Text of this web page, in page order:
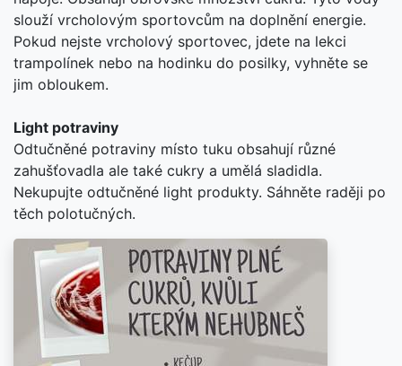
slouží vrcholovým sportovcům na doplnění energie.
Pokud nejste vrcholový sportovec, jdete na lekci
trampolínek nebo na hodinku do posilky, vyhněte se
jim obloukem.
Light potraviny
Odtučněné potraviny místo tuku obsahují různé
zahušťovadla ale také cukry a umělá sladidla.
Nekupujte odtučněné light produkty. Sáhněte raději po
těch polotučných.